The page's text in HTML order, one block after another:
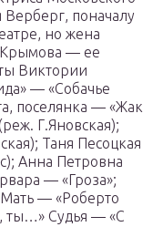
поначалу
но жена
Крымова — ее
Виктории
— «Собачье
поселянка — «Жак
Г.Яновская);
Таня Песоцкая
Анна Петровна
— «Гроза»;
— «Роберто
ты…» Судья — «С